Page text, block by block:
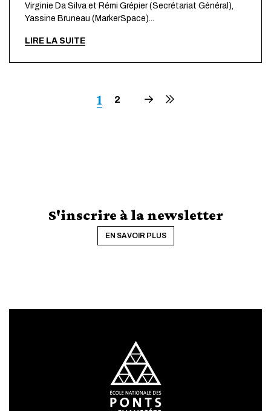
Virginie Da Silva et Rémi Grépier (Secrétariat Général),
Yassine Bruneau (MarkerSpace)...
LIRE LA SUITE
Page
1 Page
2
PageDernière
S'inscrire à la newsletter
EN SAVOIR PLUS